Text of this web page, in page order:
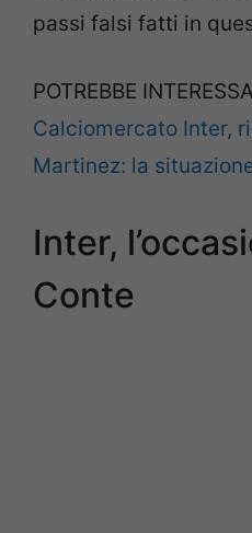
passi falsi fatti in
POTREBBE
Calciomercato Inter,
Martinez: la
Inter,
Conte